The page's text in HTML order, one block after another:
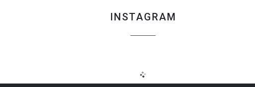
INSTAGRAM